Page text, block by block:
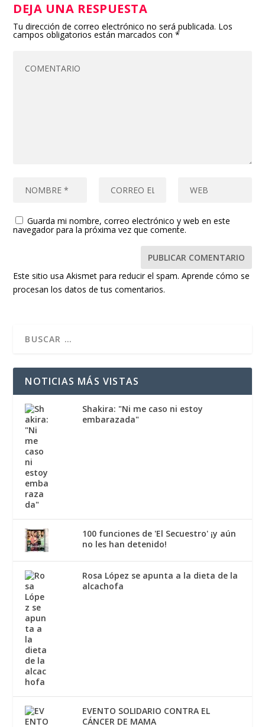
DEJA UNA RESPUESTA
Tu dirección de correo electrónico no será publicada. Los
campos obligatorios están marcados con*
Guarda mi nombre, correo electrónico y web en este
navegador para la próxima vez que comente.
Este sitio usa Akismet para reducir el spam.Aprende cómo se
procesan los datos de tus comentarios.
NOTICIAS MÁS VISTAS
Shakira: "Ni me caso ni estoy
embarazada"
100 funciones de 'El Secuestro' ¡y aún
no les han detenido!
Rosa López se apunta a la dieta de la
alcachofa
EVENTO SOLIDARIO CONTRA EL
CÁNCER DE MAMA